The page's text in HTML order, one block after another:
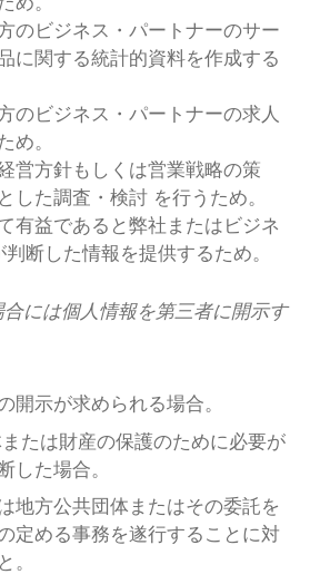
のビジネス・パートナーのサー
に関する統計的資料を作成する
のビジネス・パートナーの求人
め。
営方針もしくは営業戦略の策
した調査・検討 を行うため。
有益であると弊社またはビジネ
断した情報を提供するため。
には個人情報を第三者に開示す
開示が求められる場合。
たは財産の保護のために必要が
した場合。
地方公共団体またはその委託を
定める事務を遂行することに対
。